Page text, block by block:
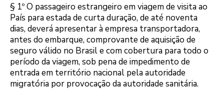
§ 1º O passageiro estrangeiro em viagem de visita ao
País para estada de curta duração, de até noventa
dias, deverá apresentar à empresa transportadora,
antes do embarque, comprovante de aquisição de
seguro válido no Brasil e com cobertura para todo o
período da viagem, sob pena de impedimento de
entrada em território nacional pela autoridade
migratória por provocação da autoridade sanitária.